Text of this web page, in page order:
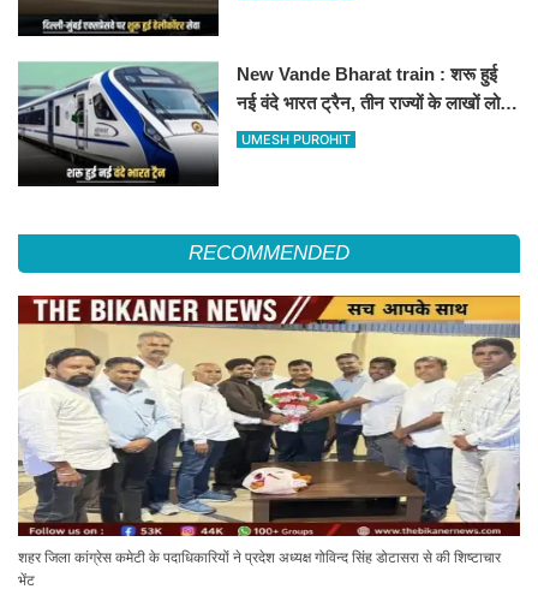
New Vande Bharat train : शरू हुई
नई वंदे भारत ट्रैन, तीन राज्यों के लाखों लोगों
का सफर होगा आसान, देखें पूरा रूटमैप
UMESH PUROHIT
RECOMMENDED
शहर जिला कांग्रेस कमेटी के पदाधिकारियों ने प्रदेश अध्यक्ष गोविन्द सिंह डोटासरा से की शिष्टाचार
भेंट